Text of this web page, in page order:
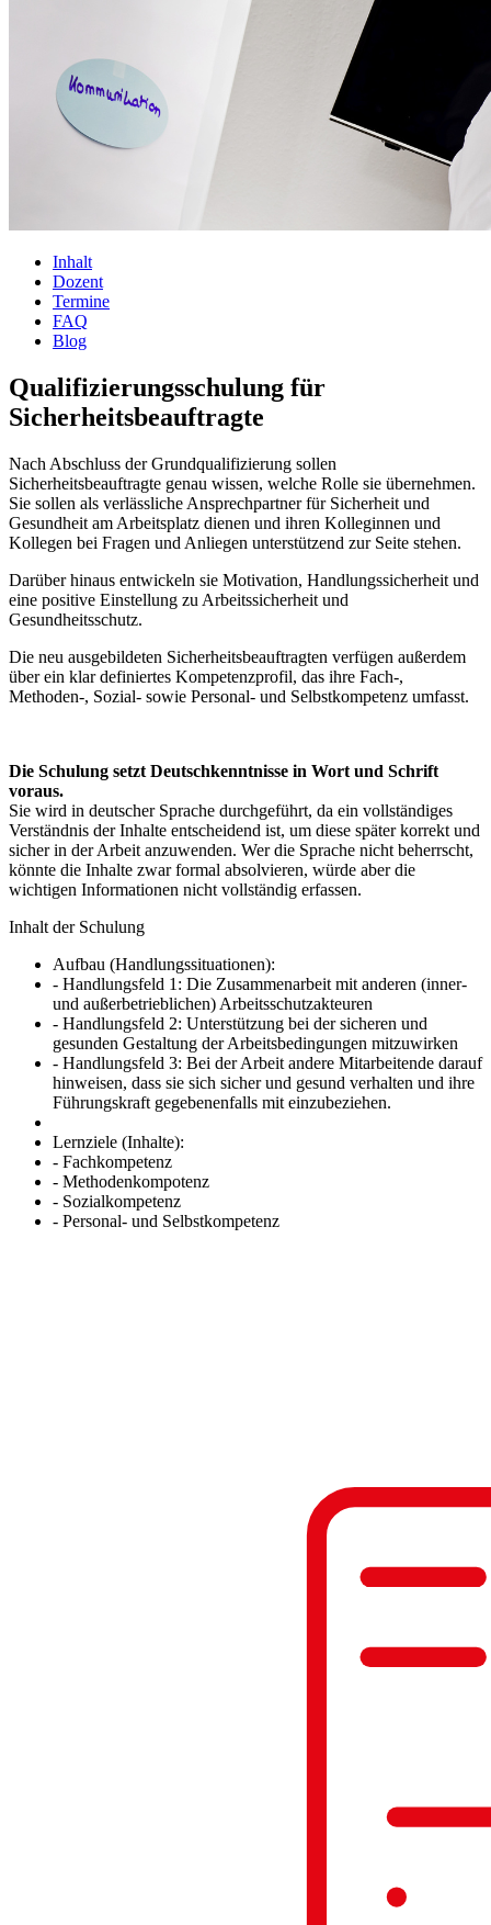
Inhalt
Dozent
Termine
FAQ
Blog
Qualifizierungsschulung für
Sicherheitsbeauftragte
Nach Abschluss der Grundqualifizierung sollen
Sicherheitsbeauftragte genau wissen, welche Rolle sie übernehmen.
Sie sollen als verlässliche Ansprechpartner für Sicherheit und
Gesundheit am Arbeitsplatz dienen und ihren Kolleginnen und
Kollegen bei Fragen und Anliegen unterstützend zur Seite stehen.
Darüber hinaus entwickeln sie Motivation, Handlungssicherheit und
eine positive Einstellung zu Arbeitssicherheit und
Gesundheitsschutz.
Die neu ausgebildeten Sicherheitsbeauftragten verfügen außerdem
über ein klar definiertes Kompetenzprofil, das ihre Fach-,
Methoden-, Sozial- sowie Personal- und Selbstkompetenz umfasst.
Die Schulung setzt Deutschkenntnisse in Wort und Schrift
voraus.
Sie wird in deutscher Sprache durchgeführt, da ein vollständiges
Verständnis der Inhalte entscheidend ist, um diese später korrekt und
sicher in der Arbeit anzuwenden. Wer die Sprache nicht beherrscht,
könnte die Inhalte zwar formal absolvieren, würde aber die
wichtigen Informationen nicht vollständig erfassen.
Inhalt der Schulung
Aufbau (Handlungssituationen):
- Handlungsfeld 1: Die Zusammenarbeit mit anderen (inner-
und außerbetrieblichen) Arbeitsschutzakteuren
- Handlungsfeld 2: Unterstützung bei der sicheren und
gesunden Gestaltung der Arbeitsbedingungen mitzuwirken
- Handlungsfeld 3: Bei der Arbeit andere Mitarbeitende darauf
hinweisen, dass sie sich sicher und gesund verhalten und ihre
Führungskraft gegebenenfalls mit einzubeziehen.
Lernziele (Inhalte):
- Fachkompetenz
- Methodenkompotenz
- Sozialkompetenz
- Personal- und Selbstkompetenz